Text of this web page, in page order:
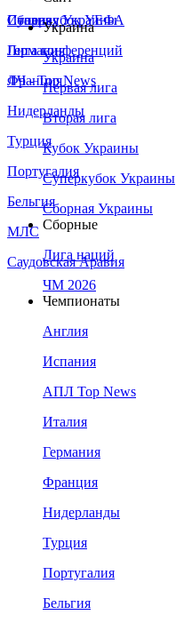
Сборная Украины
Италия
Германия
Франция
Нидерланды
Турция
Португалия
Бельгия
МЛС
Саудовская Аравия
Суперкубок УЕФА
Лига конференций
ЛЧ - Top News
Украина
Украина
Первая лига
Вторая лига
Кубок Украины
Суперкубок Украины
Сборная Украины
Сборные
Лига наций
ЧМ 2026
Чемпионаты
Англия
Испания
АПЛ Top News
Италия
Германия
Франция
Нидерланды
Турция
Португалия
Бельгия